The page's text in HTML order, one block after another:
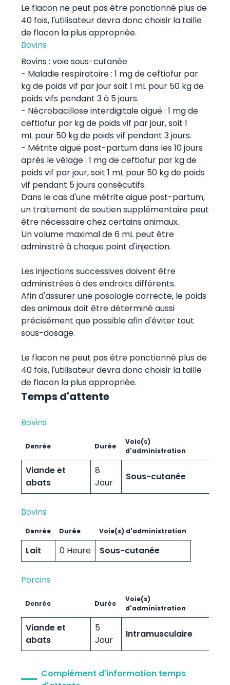
Le flacon ne peut pas être ponctionné plus de
40 fois, l'utilisateur devra donc choisir la taille
de flacon la plus appropriée.
Bovins
Bovins : voie sous-cutanée
- Maladie respiratoire : 1 mg de ceftiofur par
kg de poids vif par jour soit 1 mL pour 50 kg de
poids vifs pendant 3 à 5 jours.
- Nécrobacillose interdigitale aiguë : 1 mg de
ceftiofur par kg de poids vif par jour, soit 1
mL pour 50 kg de poids vif pendant 3 jours.
- Métrite aiguë post-partum dans les 10 jours
après le vêlage : 1 mg de ceftiofur par kg de
poids vif par jour, soit 1 mL pour 50 kg de poids
vif pendant 5 jours consécutifs.
Dans le cas d'une métrite aiguë post-partum,
un traitement de soutien supplémentaire peut
être nécessaire chez certains animaux.
Un volume maximal de 6 mL peut être
administré à chaque point d'injection.
Les injections successives doivent être
administrées à des endroits différents.
Afin d'assurer une posologie correcte, le poids
des animaux doit être déterminé aussi
précisément que possible afin d'éviter tout
sous-dosage.
Le flacon ne peut pas être ponctionné plus de
40 fois, l'utilisateur devra donc choisir la taille
de flacon la plus appropriée.
Temps d'attente
Bovins
Denrée Durée
Voie(s)
d'administration
Viande et
abats
8
Jour
Sous-cutanée
Bovins
Denrée Durée Voie(s) d'administration
Lait 0 Heure Sous-cutanée
Porcins
Denrée Durée
Voie(s)
d'administration
Viande et
abats
5
Jour
Intramusculaire
Complément d'information temps